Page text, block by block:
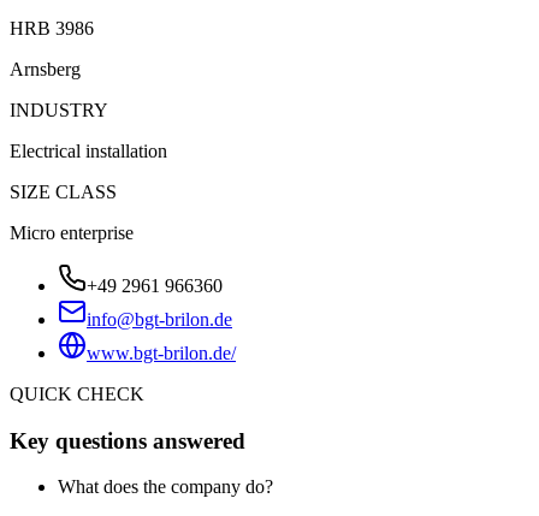
HRB 3986
Arnsberg
INDUSTRY
Electrical installation
SIZE CLASS
Micro enterprise
+49 2961 966360
info@bgt-brilon.de
www.bgt-brilon.de/
QUICK CHECK
Key questions answered
What does the company do?